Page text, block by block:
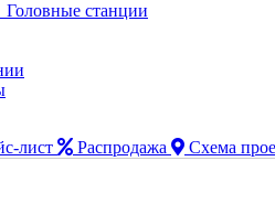
станции
лист
Распродажа Схема